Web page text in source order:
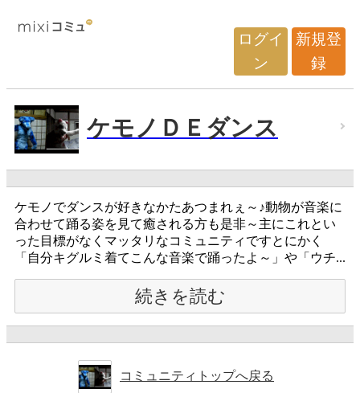
ログイ
ン
新規登
録
ケモノＤＥダンス
ケモノでダンスが好きなかたあつまれぇ～♪動物が音楽に
合わせて踊る姿を見て癒される方も是非～主にこれとい
った目標がなくマッタリなコミュニティですとにかく
「自分キグルミ着てこんな音楽で踊ったよ～」や「ウチ...
続きを読む
コミュニティトップへ戻る